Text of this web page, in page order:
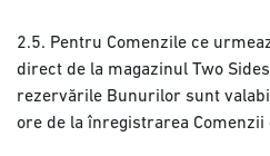
2.5. Pentru Comenzile ce
direct de la magazinul Two
rezervările Bunurilor sunt
ore de la înregistrarea Comenzii